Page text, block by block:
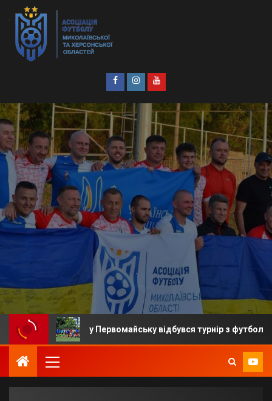
у Первомайську відбувся турнір з футболу пам’яті